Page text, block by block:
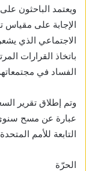
ويعتمد الباحثون
الاجتماعي الذي
باتخاذ القرارات
الفساد في
عبارة عن مسح سنوي
التابعة للأمم
الحرّة